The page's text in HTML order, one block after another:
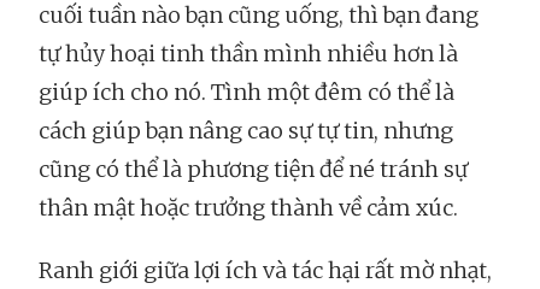
cuối tuần nào bạn cũng uống, thì bạn đang
tự hủy hoại tinh thần mình nhiều hơn là
giúp ích cho nó. Tình một đêm có thể là
cách giúp bạn nâng cao sự tự tin, nhưng
cũng có thể là phương tiện để né tránh sự
thân mật hoặc trưởng thành về cảm xúc.
Ranh giới giữa lợi ích và tác hại rất mờ nhạt,